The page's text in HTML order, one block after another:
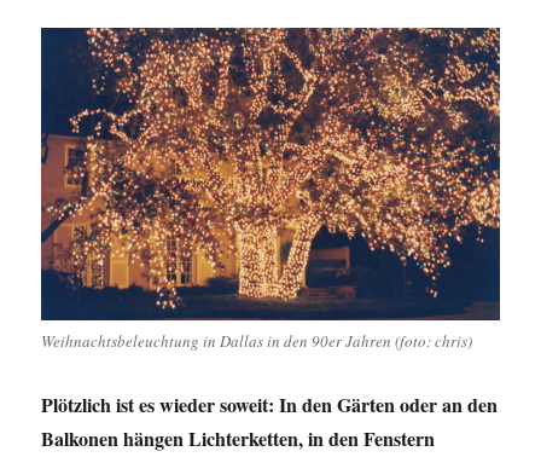
Direktflüge
von
Paderborn/Lippstadt
nach
England
gestrichen
Weihnachtsbeleuchtung in Dallas in den 90er Jahren (foto: chris)
Plötzlich ist es wieder soweit: In den Gärten oder an den
Balkonen hängen Lichterketten, in den Fenstern